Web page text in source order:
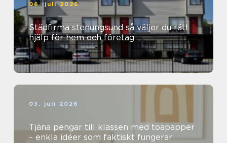
06. juli 2026
Städfirma stenungsund så väljer du rätt
hjälp för hem och företag
03. juli 2026
Tjäna pengar till klassen med toapapper
– enkla idéer som faktiskt fungerar